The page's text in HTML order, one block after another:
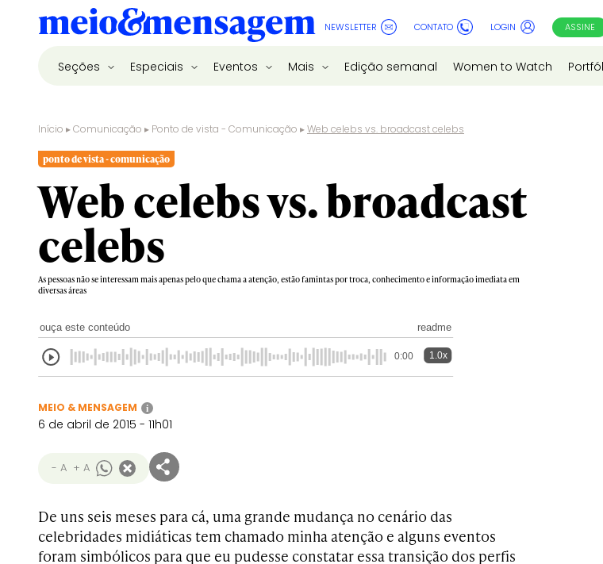
NEWSLETTER CONTATO LOGIN ASSINE
Seções Especiais Eventos Mais Edição semanal Women to Watch
Início ▸Comunicação ▸ Ponto de vista - Comunicação ▸Web celebs vs. broadcast celebs
ponto de vista - comunicação
Web celebs vs. broadcast
celebs
As pessoas não se interessam mais apenas pelo que chama a atenção, estão famintas por troca, conhecimento e informação imediata em
diversas áreas
ouça este conteúdo readme
0:00 1.0x
MEIO & MENSAGEM i
6 de abril de 2015 - 11h01
- A + A
De uns seis meses para cá, uma grande mudança no cenário das
celebridades midiáticas tem chamado minha atenção e alguns eventos
foram simbólicos para que eu pudesse constatar essa transição dos perfis